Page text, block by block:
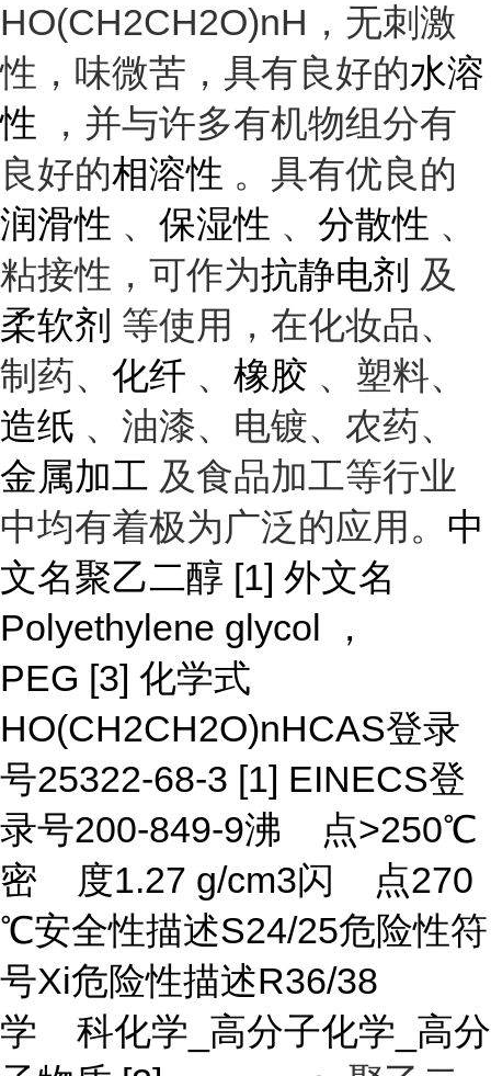
HO(CH2CH2O)nH，无刺激
性，味微苦，具有良好的水溶
性
，并与许多有机物组分有
良好的相溶性 。具有优良的
润滑性 、 保湿性 、 分散性 、
粘接性，可作为抗静电剂 及
柔软剂 等使用，在化妆品、
制药、 化纤 、 橡胶 、塑料、
造纸 、油漆、电镀、农药、
金属加工 及食品加工等行业
中均有着极为广泛的应用。 中
文名聚乙二醇 [1] 外文名
Polyethylene glycol ，
PEG [3] 化学式
HO(CH2CH2O)nHCAS登录
号25322-68-3 [1] EINECS登
录号200-849-9沸 点>250℃
密 度1.27 g/cm3闪 点270
℃安全性描述S24/25危险性符
号Xi危险性描述R36/38
学 科化学_高分子化学_高分